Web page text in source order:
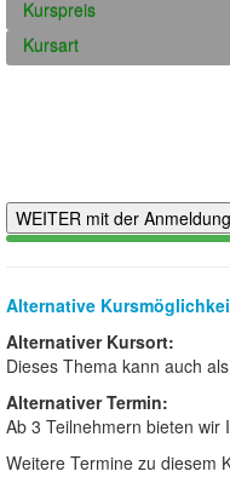
Kurspreis
Kursart
Alternative
Alternativer Kursort:
Dieses Thema kann auch als
Alternativer Termin:
Ab 3 Teilnehmern bieten
Weitere Termine zu diesem